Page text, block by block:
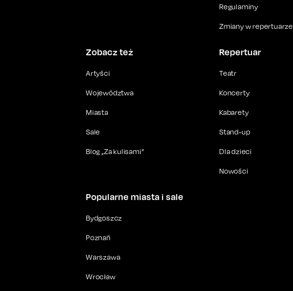
Regulaminy
Zmiany w repertuarze
Zobacz też
Artyści
Województwa
Miasta
Sale
Blog „Za kulisami”
Repertuar
Teatr
Koncerty
Kabarety
Stand-up
Dla dzieci
Nowości
Popularne miasta i sale
Bydgoszcz
Poznań
Warszawa
Wrocław